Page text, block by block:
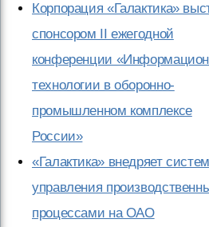
Корпорация «Галактика»
спонсором II ежегодной
конференции
технологии в оборонно-
промышленном комплексе
России»
«Галактика» внедряет
управления
процессами на ОАО